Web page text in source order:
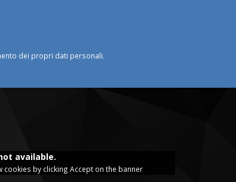
dei propri dati personali.
available.
cookies by clicking Accept on the banner